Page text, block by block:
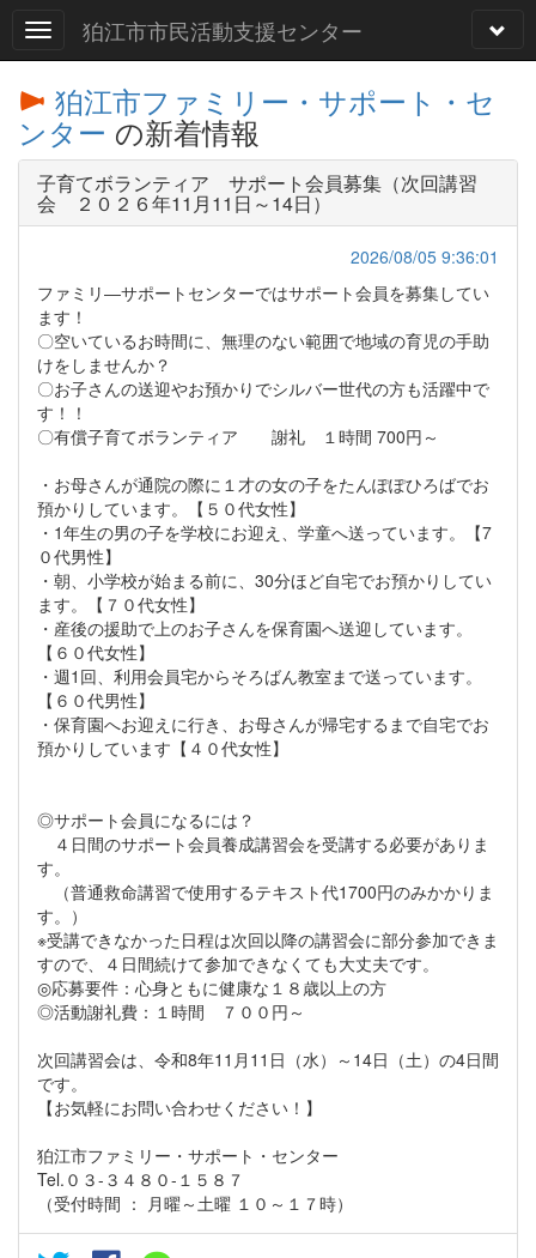
狛江市市民活動支援センター
狛江市ファミリー・サポート・セ
ンター の新着情報
子育てボランティア サポート会員募集（次回講習
会 ２０２６年11月11日～14日）
2026/08/05 9:36:01
ファミリ―サポートセンターではサポート会員を募集してい
ます！
〇空いているお時間に、無理のない範囲で地域の育児の手助
けをしませんか？
〇お子さんの送迎やお預かりでシルバー世代の方も活躍中で
す！！
〇有償子育てボランティア 謝礼 １時間 700円～
・お母さんが通院の際に１才の女の子をたんぽぽひろばでお
預かりしています。【５０代女性】
・1年生の男の子を学校にお迎え、学童へ送っています。【7
０代男性】
・朝、小学校が始まる前に、30分ほど自宅でお預かりしてい
ます。【７０代女性】
・産後の援助で上のお子さんを保育園へ送迎しています。
【６０代女性】
・週1回、利用会員宅からそろばん教室まで送っています。
【６０代男性】
・保育園へお迎えに行き、お母さんが帰宅するまで自宅でお
預かりしています【４０代女性】
◎サポート会員になるには？
４日間のサポート会員養成講習会を受講する必要がありま
す。
（普通救命講習で使用するテキスト代1700円のみかかりま
す。）
※受講できなかった日程は次回以降の講習会に部分参加できま
すので、４日間続けて参加できなくても大丈夫です。
◎応募要件：心身ともに健康な１８歳以上の方
◎活動謝礼費：１時間 ７００円～
次回講習会は、令和8年11月11日（水）～14日（土）の4日間
です。
【お気軽にお問い合わせください！】
狛江市ファミリー・サポート・センター
Tel.０３-３４８０-１５８７
（受付時間 ： 月曜～土曜 １０～１７時）